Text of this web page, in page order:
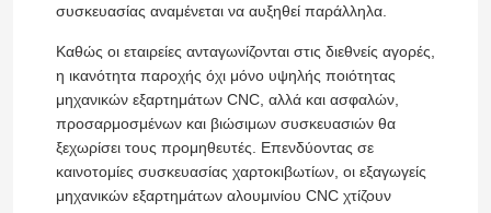
Επικοινωνήστε μαζί μας
Ειδήσεις
συσκευασίας αναμένεται να αυξηθεί παράλληλα.
Καθώς οι εταιρείες ανταγωνίζονται στις διεθνείς αγορές,
η ικανότητα παροχής όχι μόνο υψηλής ποιότητας
μηχανικών εξαρτημάτων CNC, αλλά και ασφαλών,
προσαρμοσμένων και βιώσιμων συσκευασιών θα
ξεχωρίσει τους προμηθευτές. Επενδύοντας σε
καινοτομίες συσκευασίας χαρτοκιβωτίων, οι εξαγωγείς
μηχανικών εξαρτημάτων αλουμινίου CNC χτίζουν